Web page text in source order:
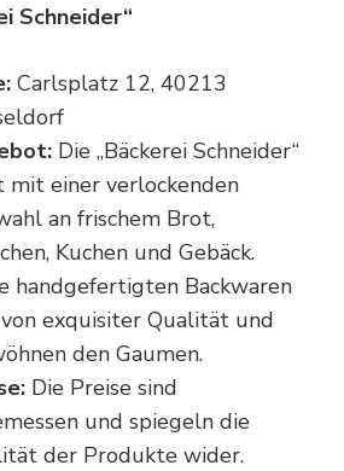
Schneider“
Carlsplatz 12, 40213
Die „Bäckerei Schneider“
mit einer verlockenden
an frischem Brot,
Kuchen und Gebäck.
handgefertigten Backwaren
exquisiter Qualität und
den Gaumen.
Die Preise sind
und spiegeln die
der Produkte wider.